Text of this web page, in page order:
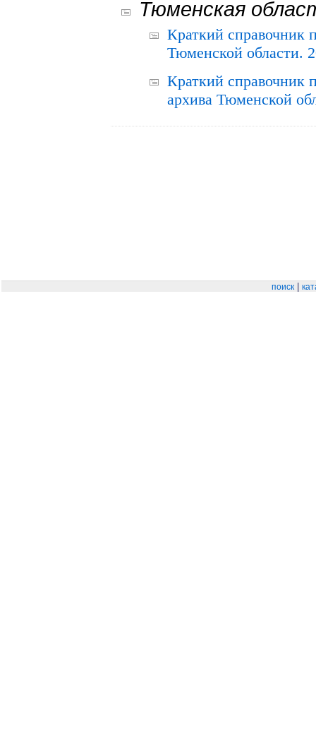
Тюменская
Краткий справочник
Тюменской области.
Краткий справочник
архива Тюменской
поиск